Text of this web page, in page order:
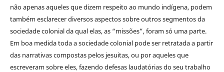
não apenas aqueles que dizem respeito ao mundo indígena, podem
também esclarecer diversos aspectos sobre outros segmentos da
sociedade colonial da qual elas, as “missões”, foram só uma parte.
Em boa medida toda a sociedade colonial pode ser retratada a partir
das narrativas compostas pelos jesuitas, ou por aqueles que
escreveram sobre eles, fazendo defesas laudatórias do seu trabalho